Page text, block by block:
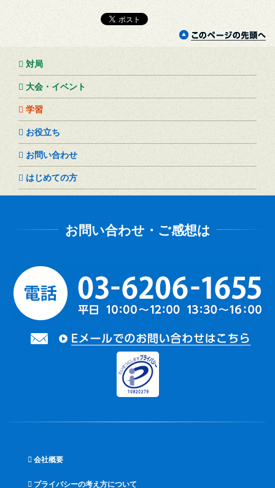
対局
大会・イベント
学習
お役立ち
お問い合わせ
はじめての方
会社概要
プライバシーの考え方について